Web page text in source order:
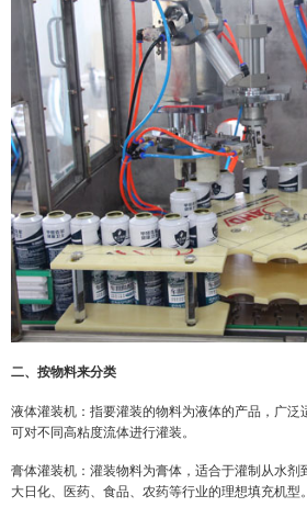
二、按物料来分类
液体灌装机：指要灌装的物料为液体的产品，广泛
可对不同高粘度流体进行灌装。
膏体灌装机：灌装物料为膏体，适合于灌制从水
大日化、医药、食品、农药等行业的理想填充机型。